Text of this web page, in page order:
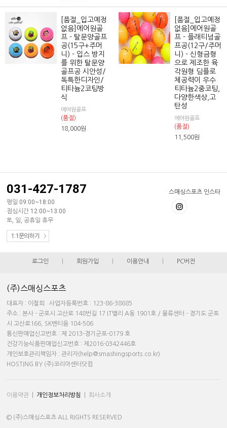
[품절_입고예정
없음]에어원골
프 - 탈문양골프
공(15구+주머
니) - 입스 방지
를 위한 탈문양
골프공 시안성/
독특한디자인/
티타늄2코팅방
식
에어원골프
(품절)
18,000원
[품절_입고예정
없음]에어원골
프 - 플래티넘골
프공(12구/주머
니) - 신형금형
으로 제조한 육
각원형 딤플로
체공력이 우수
티타늄2중코팅,
다양한색상,고
탄성
에어원골프
(품절)
11,500원
스매싱스포츠 인스타
031-427-1787
평일 09:00~18:00
점심시간 12:00~13:00
토, 일, 공휴일 휴무
1:1문의하기
로그인 회원가입 이용안내 PC버전
(주)스매싱스포츠
대표자 : 이철희 사업자등록번호 : 123-86-38685
주소 : 본사 - 군포시 고산로 148번길 17 IT밸리 A동 1901호 / 물류센터 - 경기도 군포
시 고산로166, SK벤티움 104-506
통신판매업신고번호 : 제 2013-경기군포-0179 호
건강기능식품판매업신고번호 : 제2016-0342446호
개인보호관리책임자 : 관리자(help@smashingsports.co.kr)
HOSTING BY (주)코리아센터닷컴
이용약관 개인정보처리방침 회사소개
© (주)스매싱스포츠 ALL RIGHTS RESERVED